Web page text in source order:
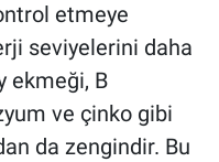
etmeye
seviyelerini daha
ekmeği, B
ve çinko gibi
da zengindir. Bu